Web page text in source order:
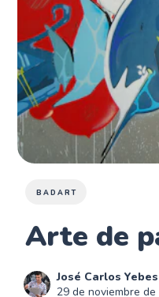
BADART
Arte de
José Carlos Yebes
29 de noviembre